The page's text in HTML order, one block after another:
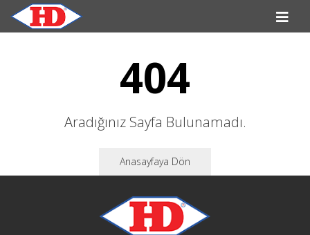
404
Aradığınız Sayfa Bulunamadı.
Anasayfaya Dön